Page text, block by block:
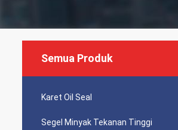
Semua Produk
Karet Oil Seal
Segel Minyak Tekanan Tinggi